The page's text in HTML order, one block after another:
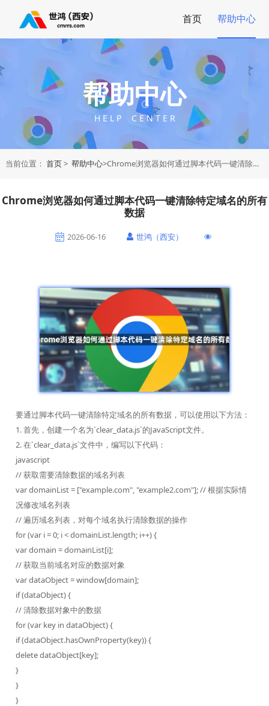
首页 帮助中心
帮助中心
H E L P C E N T E R
当前位置： 首页> 帮助中心>Chrome浏览器如何通过脚本代码一键清除特定域名的所有数据
Chrome浏览器如何通过脚本代码一键清除特定域名的所有
数据
2026-06-16 世鸿（西安）
要通过脚本代码一键清除特定域名的所有数据，可以使用以下方法：
1. 首先，创建一个名为`clear_data.js`的JavaScript文件。
2. 在`clear_data.js`文件中，编写以下代码：
javascript
// 获取需要清除数据的域名列表
var domainList = ["example.com", "example2.com"]; // 根据实际情
况修改域名列表
// 遍历域名列表，对每个域名执行清除数据的操作
for (var i = 0; i < domainList.length; i++) {
var domain = domainList[i];
// 获取当前域名对应的数据对象
var dataObject = window[domain];
if (dataObject) {
// 清除数据对象中的数据
for (var key in dataObject) {
if (dataObject.hasOwnProperty(key)) {
delete dataObject[key];
}
}
}